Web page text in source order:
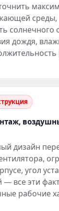
среды,
солнечного
дождя,
дизайн
угол
— все эти
рабочие